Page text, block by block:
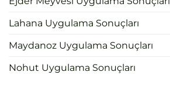
Lahana Uygulama Sonuçları
Maydanoz Uygulama Sonuçları
Nohut Uygulama Sonuçları